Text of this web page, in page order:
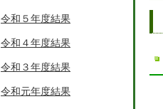
令和５年度結果
令和４年度結果
令和３年度結果
令和元年度結果